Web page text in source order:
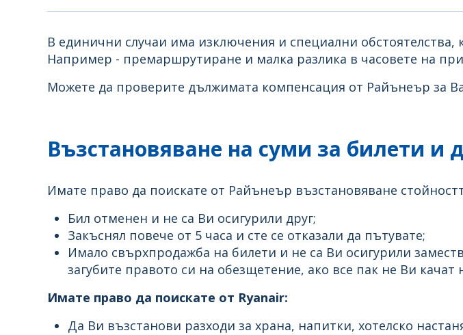
В единични случаи има изключения и специални
Например - премаршрутиране и малка разлика в часовете на
Можете да проверите дължимата компенсация от Райънеър за
Възстановяване на суми за билети и
Имате право да поискате от Райънеър възстановяване
Бил отменен и не са Ви осигурили друг;
Закъснял повече от 5 часа и сте се отказали да пътувате;
Имало свърхпродажба на билети и не са Ви осигурили
загубите правото си на обезщетение, ако все пак не Ви качат
Имате право да поискате от Ryanair:
Да Ви възстанови разходи за храна, напитки, хотелско